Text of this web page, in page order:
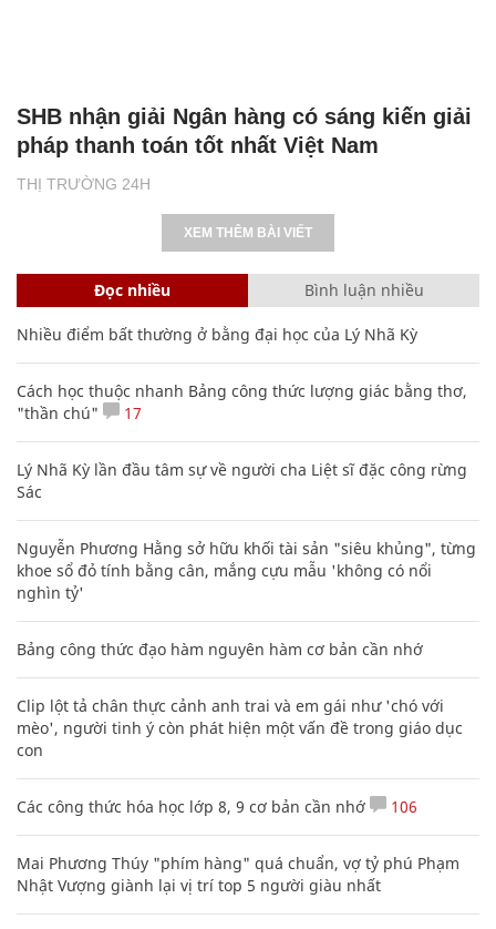
THỊ TRƯỜNG 24H
SHB nhận giải Ngân hàng có sáng kiến giải
pháp thanh toán tốt nhất Việt Nam
XEM THÊM BÀI VIẾT
Đọc nhiều Bình luận nhiều
Nhiều điểm bất thường ở bằng đại học của Lý Nhã Kỳ
Cách học thuộc nhanh Bảng công thức lượng giác bằng thơ,
"thần chú"
17
Lý Nhã Kỳ lần đầu tâm sự về người cha Liệt sĩ đặc công rừng
Sác
Nguyễn Phương Hằng sở hữu khối tài sản "siêu khủng", từng
khoe sổ đỏ tính bằng cân, mắng cựu mẫu 'không có nổi
nghìn tỷ'
Bảng công thức đạo hàm nguyên hàm cơ bản cần nhớ
Clip lột tả chân thực cảnh anh trai và em gái như 'chó với
mèo', người tinh ý còn phát hiện một vấn đề trong giáo dục
con
Các công thức hóa học lớp 8, 9 cơ bản cần nhớ 106
Mai Phương Thúy "phím hàng" quá chuẩn, vợ tỷ phú Phạm
Nhật Vượng giành lại vị trí top 5 người giàu nhất